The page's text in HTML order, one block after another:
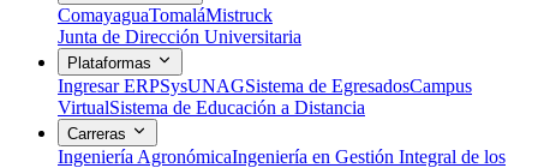
ComayaguaTomaláMistruck
Junta de Dirección Universitaria
Plataformas
Ingresar ERPSysUNAGSistema de EgresadosCampus
VirtualSistema de Educación a Distancia
Carreras
Ingeniería AgronómicaIngeniería en Gestión Integral de los